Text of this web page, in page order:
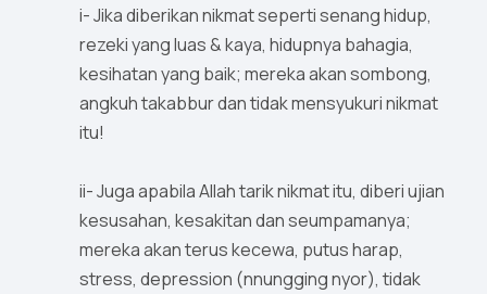
i- Jika diberikan nikmat seperti senang hidup,
rezeki yang luas & kaya, hidupnya bahagia,
kesihatan yang baik; mereka akan sombong,
angkuh takabbur dan tidak mensyukuri nikmat
itu!
ii- Juga apabila Allah tarik nikmat itu, diberi ujian
kesusahan, kesakitan dan seumpamanya;
mereka akan terus kecewa, putus harap,
stress, depression (nnungging nyor), tidak